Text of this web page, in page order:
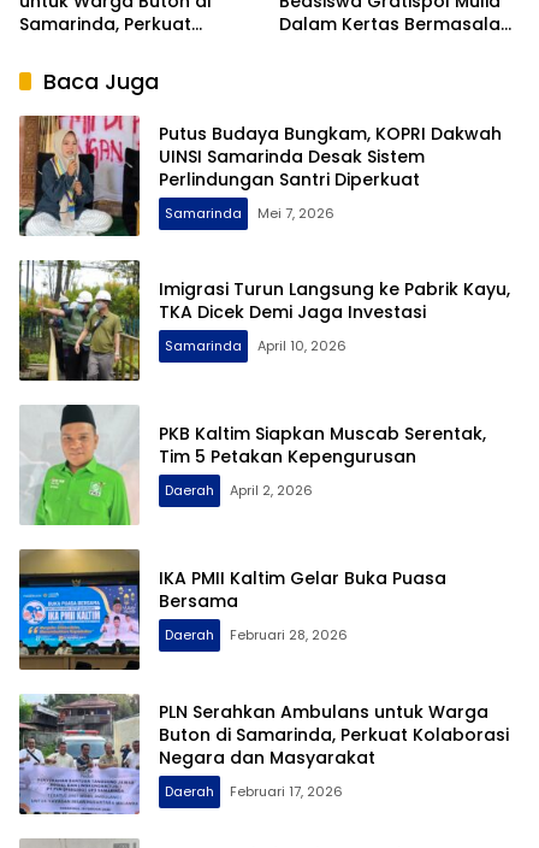
Samarinda, Perkuat
Masyarakat
Dalam Kertas Bermasalah
Baca Juga
Putus Budaya Bungkam, KOPRI Dakwah
UINSI Samarinda Desak Sistem
Perlindungan Santri Diperkuat
Samarinda Mei 7, 2026
Imigrasi Turun Langsung ke Pabrik Kayu,
TKA Dicek Demi Jaga Investasi
Samarinda April 10, 2026
PKB Kaltim Siapkan Muscab Serentak,
Tim 5 Petakan Kepengurusan
Daerah April 2, 2026
IKA PMII Kaltim Gelar Buka Puasa
Bersama
Daerah Februari 28, 2026
PLN Serahkan Ambulans untuk Warga
Buton di Samarinda, Perkuat Kolaborasi
Negara dan Masyarakat
Daerah Februari 17, 2026